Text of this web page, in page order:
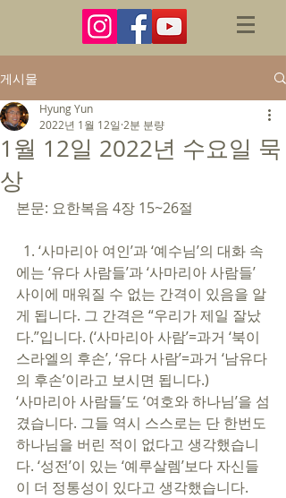
게시물
1월 12일 2022년 수요일 묵
상
Hyung Yun
2022년 1월 12일 2분 분량
본문: 요한복음 4장 15~26절
에는 ‘유다 사람들’과 ‘사마리아 사람들’
사이에 매워질 수 없는 간격이 있음을 알
게 됩니다. 그 간격은 “우리가 제일 잘났
다.”입니다. (‘사마리아 사람’=과거 ‘북이
스라엘의 후손’, ‘유다 사람’=과거 ‘남유다
의 후손’이라고 보시면 됩니다.)
‘사마리아 사람들’도 ‘여호와 하나님’을 섬
겼습니다. 그들 역시 스스로는 단 한번도
하나님을 버린 적이 없다고 생각했습니
다. ‘성전’이 있는 ‘예루살렘’보다 자신들
이 더 정통성이 있다고 생각했습니다.